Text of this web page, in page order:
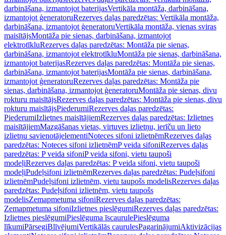
darbināšana, izmantojot baterijasVertikāla montāža, darbināšana,
izmantojot ģeneratoruRezerves daļas paredzētas: Vertikāla montāža,
darbināšana, izmantojot ģeneratoruVertikāla montāža, vienas sviras
maisītājsMontāža pie sienas, darbināšana, izmantojot
elektrotīkluRezerves daļas paredzētas: Montāža pie sienas,
darbināšana, izmantojot elektrotīkluMontāža pie sienas, darbināšana,
izmantojot baterijasRezerves daļas paredzētas: Montāža pie sienas,
darbināšana, izmantojot baterijasMontāža pie sienas, darbināšana,
izmantojot ģeneratoruRezerves daļas paredzētas: Montāža pie
sienas, darbināšana, izmantojot ģeneratoruMontāža pie sienas, divu
rokturu maisītājsRezerves daļas paredzētas: Montāža pie sienas, divu
rokturu maisītājsPiederumiRezerves daļas paredzētas:
PiederumiIzlietnes maisītājiemRezerves daļas paredzētas: Izlietnes
maisītājiemMazgāšanas vietas, virtuves izlietņu, ierīču un lieto
izlietņu savienotājelementiNoteces sifoni izlietnēmRezerves daļas
paredzētas: Noteces sifoni izlietnēmP veida sifoniRezerves daļas
paredzētas: P veida sifoniP veida sifoni, vietu taupoši
modeļiRezerves daļas paredzētas: P veida sifoni, vietu taupoši
modeļiPudeļsifoni izlietnēmRezerves daļas paredzētas: Pudeļsifoni
izlietnēmPudeļsifoni izlietnēm, vietu taupošs modelisRezerves daļas
paredzētas: Pudeļsifoni izlietnēm, vietu taupošs
modelisZemapmetuma sifoniRezerves daļas paredzētas:
Zemapmetuma sifoniIzlietnes pieslēgumiRezerves daļas paredzētas:
Izlietnes pieslēgumiPieslēguma īscaurulePieslēguma
līkumiPārsegiBlīvējumiVertikālās caurulesPagarinājumiAktivizācijas